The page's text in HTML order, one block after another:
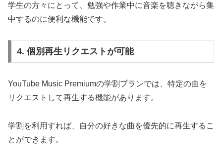
学生の方々にとって、勉強や作業中に音楽を聴きながら集
中するのに便利な機能です。
4. 個別再生リクエストが可能
YouTube Music Premiumの学割プランでは、特定の曲を
リクエストして再生する機能があります。
学割を利用すれば、自分の好きな曲を優先的に再生するこ
とができます。